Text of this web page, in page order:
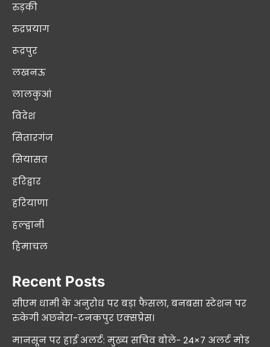
रुड़की
रुद्रप्रयाग
रूद्रपुर
लखनऊ
लालकुआं
विदेश
सितारगंज
सियासत
हरिद्वार
हरियाणा
हल्द्वानी
हिमाचल
Recent Posts
सीएम धामी के अनुरोध पर बड़ा फैसला, बनबसा स्टेशन पर
रुकेगी अछनेरा-टनकपुर एक्सप्रेस।
मानसून पर हाई अलर्ट: मुख्य सचिव बोले- 24×7 अलर्ट मोड